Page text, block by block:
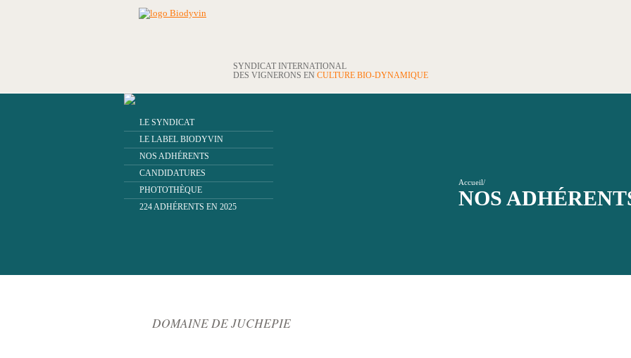
SYNDICAT INTERNATIONAL
DES VIGNERONS EN CULTURE BIO-DYNAMIQUE
LE SYNDICAT
LE LABEL BIODYVIN
NOS ADHÉRENTS
CANDIDATURES
PHOTOTHÈQUE
224 ADHÉRENTS EN 2025
Accueil/
NOS
DOMAINE DE JUCHEPIE